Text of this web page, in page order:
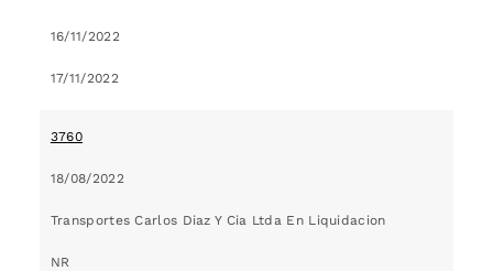
16/11/2022
17/11/2022
3760
18/08/2022
Transportes Carlos Diaz Y Cia Ltda En Liquidacion
NR